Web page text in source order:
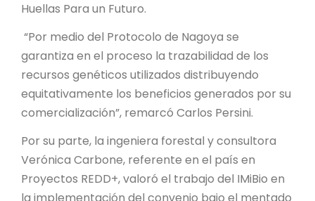
Huellas Para un Futuro.
“Por medio del Protocolo de Nagoya se
garantiza en el proceso la trazabilidad de los
recursos genéticos utilizados distribuyendo
equitativamente los beneficios generados por su
comercialización”, remarcó Carlos Persini.
Por su parte, la ingeniera forestal y consultora
Verónica Carbone, referente en el país en
Proyectos REDD+, valoró el trabajo del IMiBio en